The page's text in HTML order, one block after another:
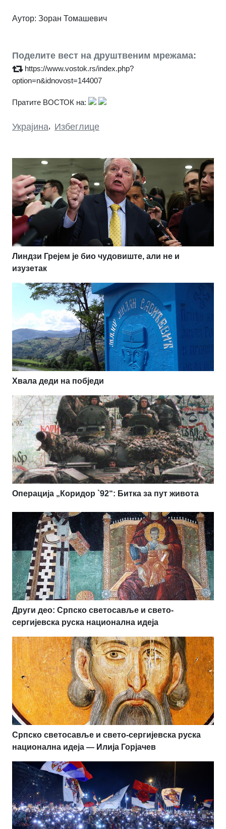
Аутор: Зоран Томашевич
Поделите вест на друштвеним мрежама:
https://www.vostok.rs/index.php?
option=n&idnovost=144007
Пратите ВОСТОК на:
Украјина, Избеглице
Линдзи Грејем је био чудовиште, али не и
изузетак
Хвала деди на побједи
Операција „Коридор `92“: Битка за пут живота
Други део: Српско светосавље и свето-
сергијевска руска национална идеја
Српско светосавље и свето-сергијевска руска
национална идеја — Илија Горјачев